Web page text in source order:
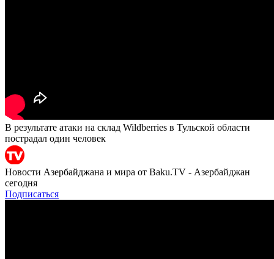
В результате атаки на склад Wildberries в Тульской области
пострадал один человек
Новости Азербайджана и мира от Baku.TV - Азербайджан
сегодня
Подписаться